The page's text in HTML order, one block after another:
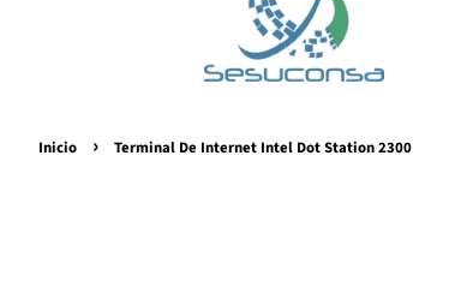
Inicio › Terminal De Internet Intel Dot Station 2300